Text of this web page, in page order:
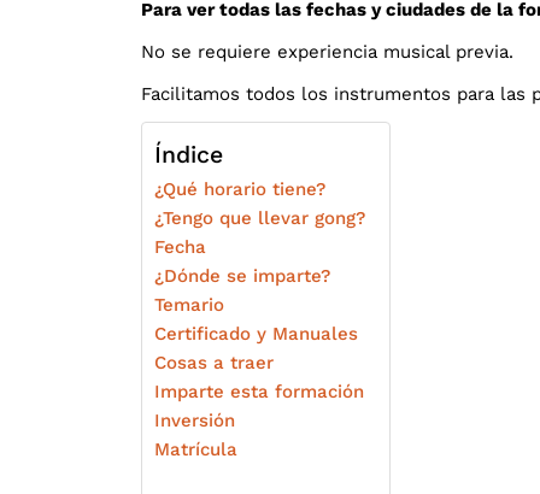
Para ver todas las fechas y ciudades de la
No se requiere experiencia musical previa.
Facilitamos todos los instrumentos para las
Índice
¿Qué horario tiene?
¿Tengo que llevar gong?
Fecha
¿Dónde se imparte?
Temario
Certificado y Manuales
Cosas a traer
Imparte esta formación
Inversión
Matrícula